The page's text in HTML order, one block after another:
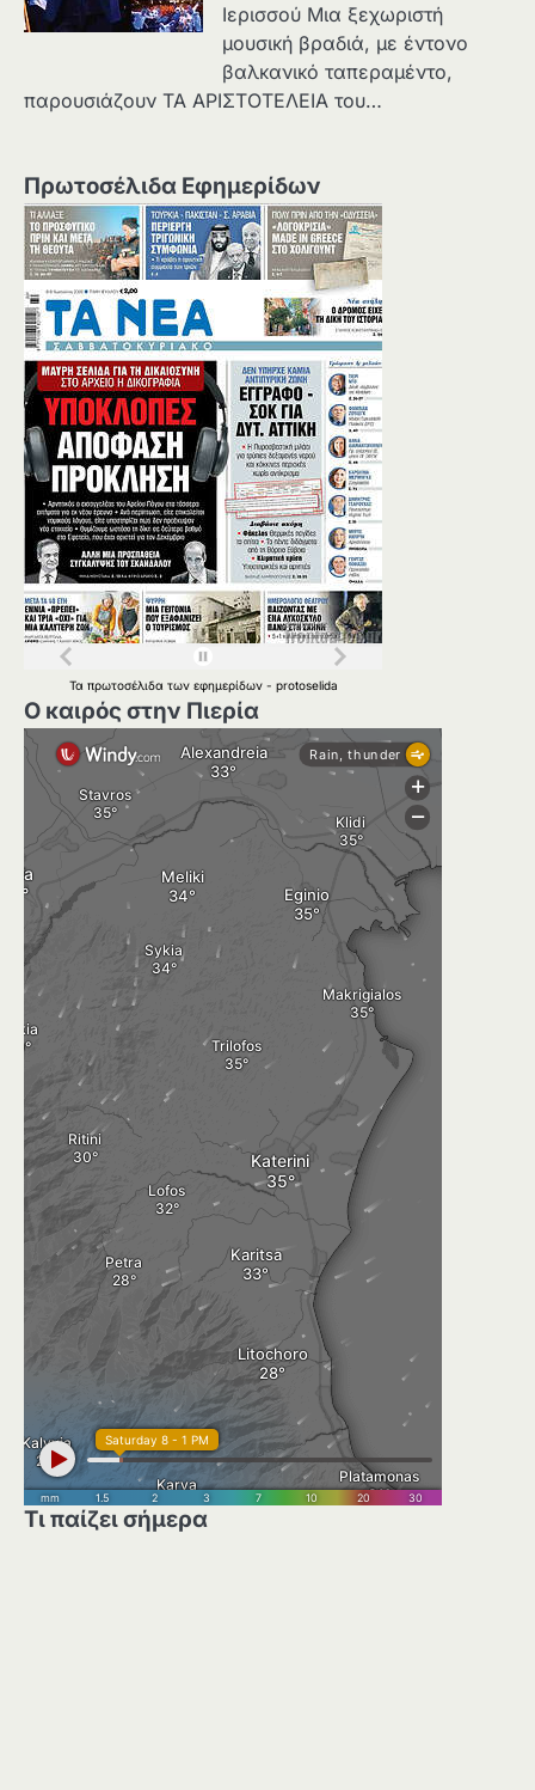
Ιερισσού Μια ξεχωριστή
μουσική βραδιά, με έντονο
βαλκανικό ταπεραμέντο,
παρουσιάζουν ΤΑ ΑΡΙΣΤΟΤΕΛΕΙΑ του…
Πρωτοσέλιδα Εφημερίδων
Τα πρωτοσέλιδα των εφημερίδων - protoselida
Ο καιρός στην Πιερία
Τι παίζει σήμερα